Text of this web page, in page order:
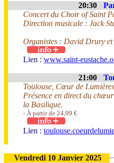
20:30
Concert du Choir of Saint
Direction musicale : Jack
Organistes : David Drury et
Lien : www.saint-
21:00
Toulouse, Cœur de
Présence en direct du
la Basilique.
- À partir de 24,99 €
Lien :
Vendredi 10 Janvier 2025